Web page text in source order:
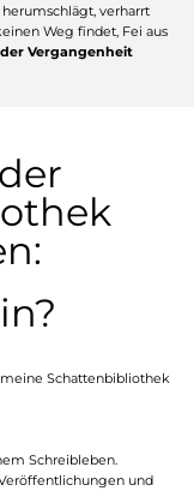
verharrt
Weg findet, Fei aus
Vergangenheit
Schattenbibliothek
Schreibleben.
und